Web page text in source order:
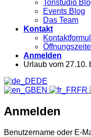
Tonstudio
Events Blog
Das Team
Kontakt
Anmelden
Urlaub vom 27.10.
DE
EN
FR
Anmelden
Benutzername oder E-